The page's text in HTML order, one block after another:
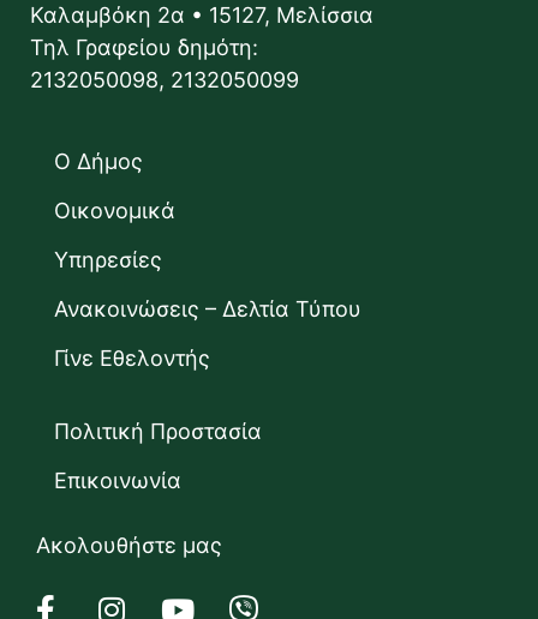
Καλαμβόκη 2α • 15127, Μελίσσια
Τηλ Γραφείου δημότη:
2132050098, 2132050099
Ο Δήμος
Οικονομικά
Υπηρεσίες
Ανακοινώσεις – Δελτία Τύπου
Γίνε Εθελοντής
Πολιτική Προστασία
Επικοινωνία
Ακολουθήστε μας